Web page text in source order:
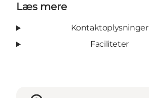
Læs mere
Kontaktoplysninger
Faciliteter